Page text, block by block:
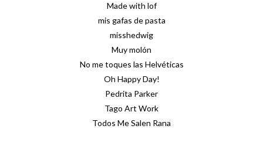
Made with lof
mis gafas de pasta
misshedwig
Muy molón
No me toques las Helvéticas
Oh Happy Day!
Pedrita Parker
Tago Art Work
Todos Me Salen Rana